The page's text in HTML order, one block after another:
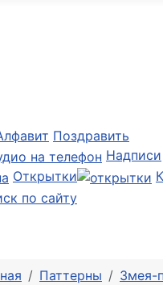
Поздравить
Надписи
Открытки
Паттерны
Змея-